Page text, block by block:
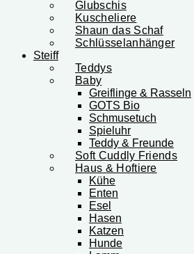
Glubschis
Kuscheliere
Shaun das Schaf
Schlüsselanhänger
Steiff
Teddys
Baby
Greiflinge & Rasseln
GOTS Bio
Schmusetuch
Spieluhr
Teddy & Freunde
Soft Cuddly Friends
Haus & Hoftiere
Kühe
Enten
Esel
Hasen
Katzen
Hunde